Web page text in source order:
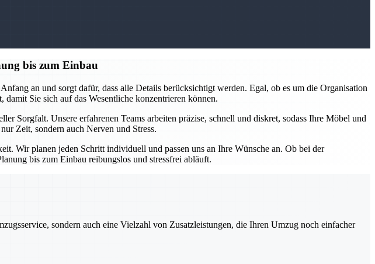
bis zum Einbau
an und sorgt dafür, dass alle Details berücksichtigt werden. Egal, ob es um die Organisation
Sie sich auf das Wesentliche konzentrieren können.
Sorgfalt. Unsere erfahrenen Teams arbeiten präzise, schnell und diskret, sodass Ihre Möbel und
Zeit, sondern auch Nerven und Stress.
Wir planen jeden Schritt individuell und passen uns an Ihre Wünsche an. Ob bei der
bis zum Einbau reibungslos und stressfrei abläuft.
sondern auch eine Vielzahl von Zusatzleistungen, die Ihren Umzug noch einfacher